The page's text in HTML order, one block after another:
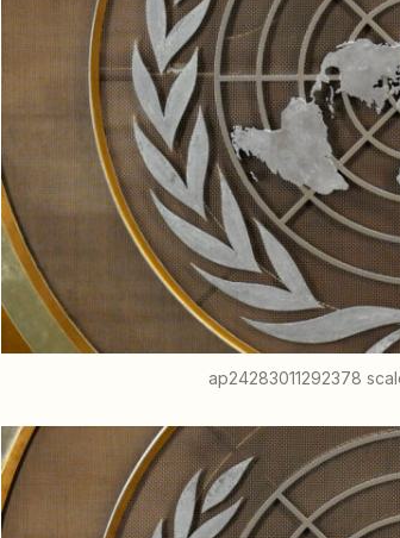
ap24283011292378